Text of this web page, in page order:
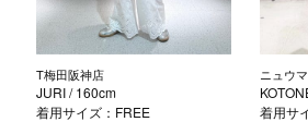
T梅田阪神店
JURI/ 160cm
着用サイズ：FREE
ニュウ
着用サ